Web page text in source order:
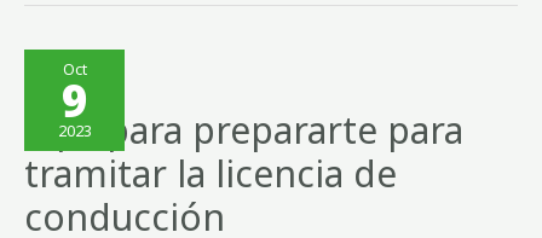
Oct
9
2023
Tips para prepararte para
tramitar la licencia de
conducción